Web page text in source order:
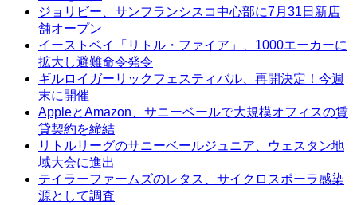
ジョリビー、サンフランシスコ中心部に7月31日新店
舗オープン
イーストベイ「リトル・ファイア」、1000エーカーに
拡大し避難命令発令
ギルロイガーリックフェスティバル、再開決定！今週
末に開催
AppleとAmazon、サニーベールで大規模オフィスの賃
貸契約を締結
リトルリーグのサニーベールジュニア、ウェスタン地
域大会に進出
テイラーファームズのレタス、サイクロスポーラ感染
源として調査